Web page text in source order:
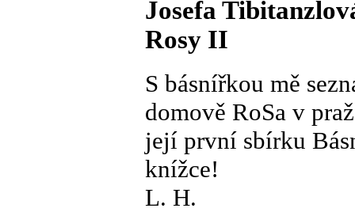
Josefa
Rosy II
S básnířkou mě
domově RoSa v
její první sbírku
knížce!
L. H.